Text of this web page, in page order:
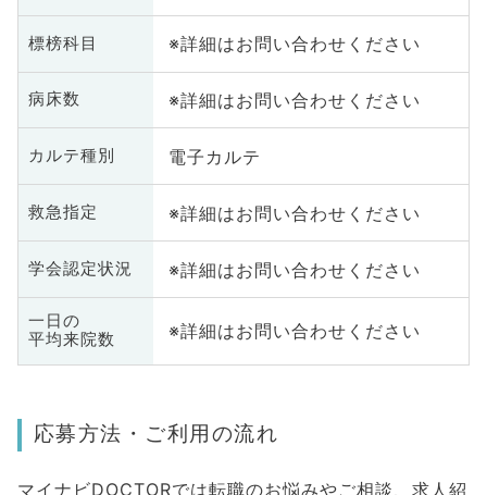
標榜科目 ※詳細はお問い合わせください
病床数 ※詳細はお問い合わせください
カルテ種別 電子カルテ
救急指定 ※詳細はお問い合わせください
学会認定状況 ※詳細はお問い合わせください
一日の
平均来院数
※詳細はお問い合わせください
応募方法・ご利用の流れ
マイナビDOCTORでは転職のお悩みやご相談、求人紹